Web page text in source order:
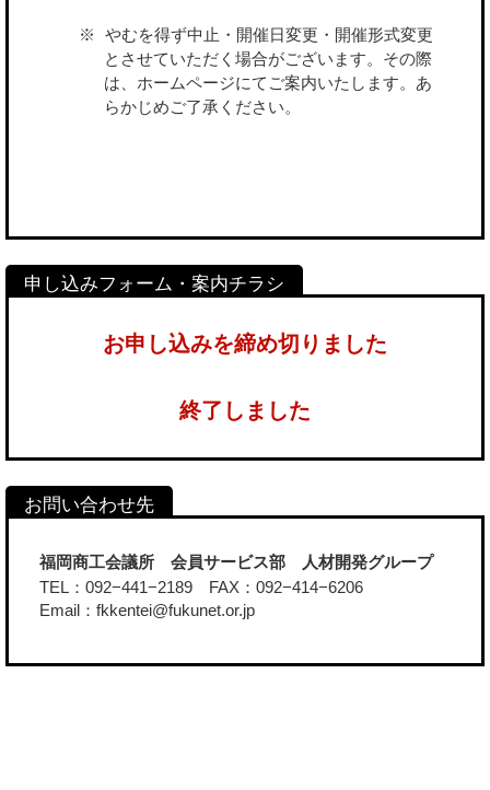
やむを得ず中止・開催日変更・開催形式変更
とさせていただく場合がございます。その際
は、ホームページにてご案内いたします。あ
らかじめご了承ください。
お申し込みを締め切りました
終了しました
福岡商工会議所 会員サービス部 人材開発グループ
TEL：092−441−2189 FAX：092−414−6206
Email：fkkentei@fukunet.or.jp